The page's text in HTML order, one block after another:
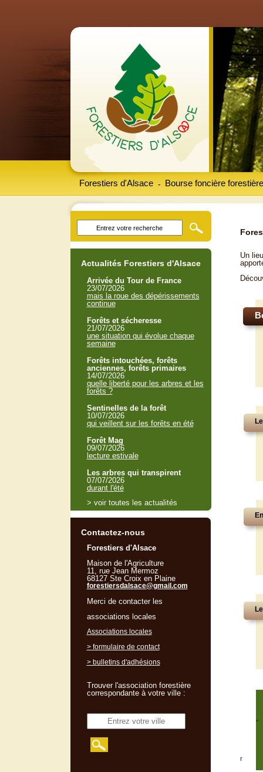
Forestiers d'Alsace Bourse foncière forestière
-
Un
"
r
Actualités Forestiers d'Alsace
Arrivée du Tour de France
23/07/2026
mais la roue des dépérissements
continue
Forêts et sécheresse
21/07/2026
une situation qui évolue chaque
semaine
Forêts intouchées, forêts
anciennes, forêts primaires
14/07/2026
quelle liberté pour les arbres et les
forêts ?
Sentinelles de la forêt
10/07/2026
qui veillent sur les forêts en été
Forêt Mag
09/07/2026
lecture estivale
Les arbres qui transpirent
07/07/2026
durant l'été
> voir toutes les actualités
Contactez-nous
Forestiers d'Alsace
Maison de l'Agriculture
11, rue Jean Mermoz
68127 Ste Croix en Plaine
forestiersdalsace@gmail.com
Merci de contacter les
associations locales
Associations locales
> formulaire de contact
> bulletins d'adhésions
Trouver l'association forestière
correspondante à votre ville :